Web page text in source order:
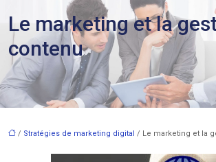
Le marketing et la
contenu
/ Stratégies de marketing digital / Le marketing et la